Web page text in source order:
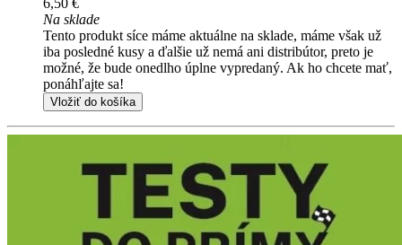
6,50 €
Na sklade
Tento produkt síce máme aktuálne na sklade, máme však už
iba posledné kusy a ďalšie už nemá ani distribútor, preto je
možné, že bude onedlho úplne vypredaný. Ak ho chcete mať,
ponáhľajte sa!
Vložiť do košíka